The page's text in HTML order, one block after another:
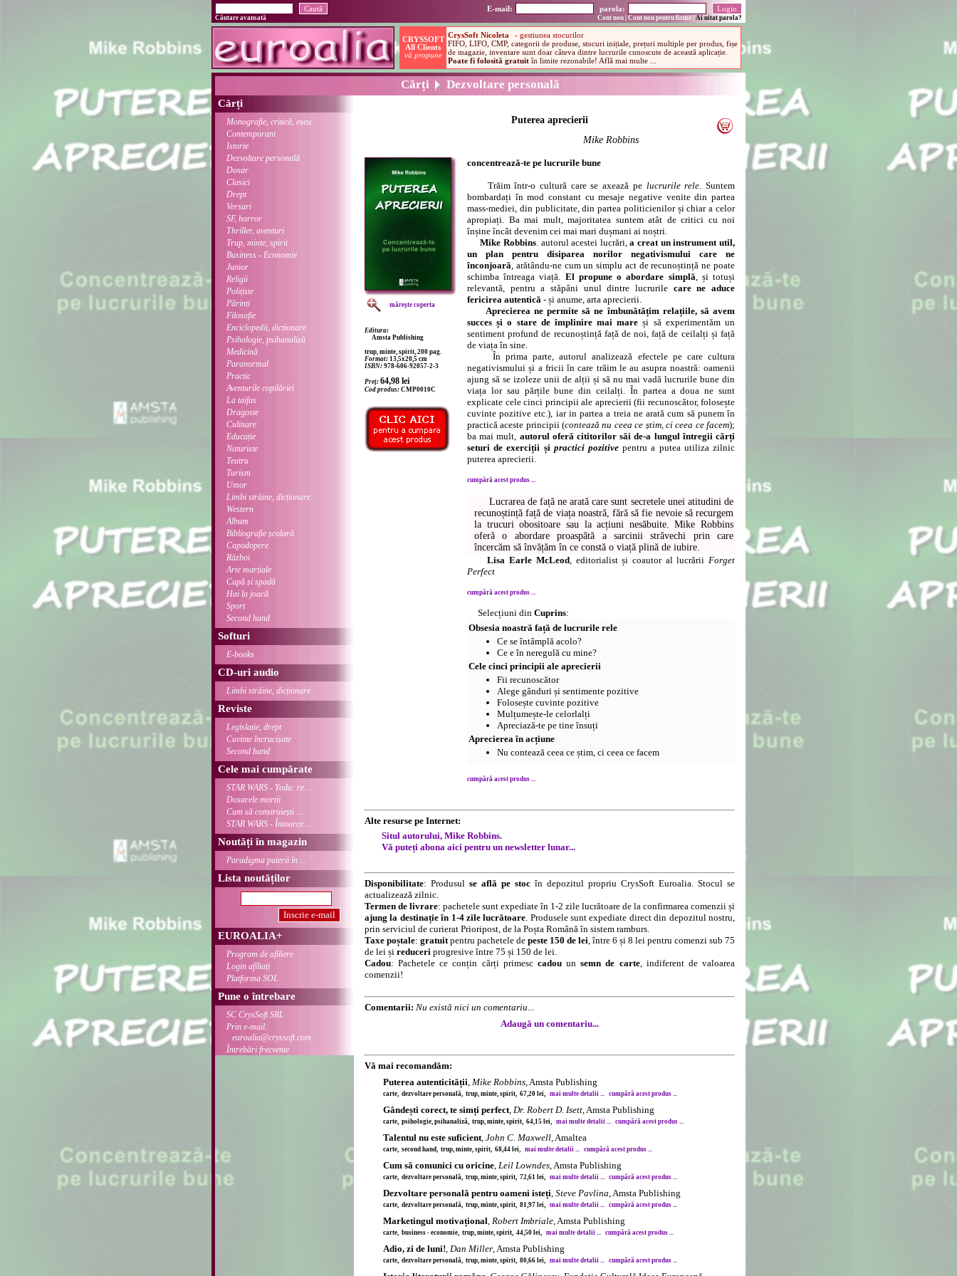
E-mail: parola:
Căutare avansată Cont nou Cont nou pentru firme Ai uitat parola?
Cărți Dezvoltare personală
Cărți
Monografie, critică, eseu
Contemporani
Istorie
Dezvoltare personală
Dosar
Clasici
Drept
Versuri
SF, horror
Thriller, aventuri
Trup, minte, spirit
Business - Economie
Junior
Religii
Polițiste
Părinți
Filosofie
Enciclopedii, dicționare
Psihologie, psihanaliză
Medicină
Paranormal
Practic
Aventurile copilăriei
La taifas
Dragoste
Culinare
Educație
Naturiste
Teatru
Turism
Umor
Limbi străine, dicționare
Western
Album
Bibliografie școlară
Capodopere
Război
Arte marțiale
Capă și spadă
Hai la joacă
Sport
Second hand
Softuri
E-books
CD-uri audio
Limbi străine, dicționare
Reviste
Legislație, drept
Cuvinte încrucișate
Second hand
Cele mai cumpărate
STAR WARS - Yoda: re ...
Dosarele morții
Cum să construiești ...
STAR WARS - Întoarce ...
Noutăți în magazin
Paradigma puterii în ...
Lista noutăților
EUROALIA+
Program de afiliere
Login afiliați
Platforma SOL
Pune o întrebare
SC CrysSoft SRL
Prin e-mail:
euroalia@cryssoft.com
Întrebări frecvente
Puterea aprecierii
Mike Robbins
mărește coperta
Editura:
Amsta Publishing
trup, minte, spirit, 200 pag.
Format: 13,5x20,5 cm
ISBN: 978-606-92057-2-3
Preț: 64,98 lei
Cod produs: CMP0010C
concentrează-te pe lucrurile bune
Trăim într-o cultură care se axează pe lucrurile rele. Suntem
bombardați în mod constant cu mesaje negative venite din partea
mass-mediei, din publicitate, din partea politicienilor și chiar a celor
apropiați. Ba mai mult, majoritatea suntem atât de critici cu noi
înșine încât devenim cei mai mari dușmani ai noștri.
Mike Robbins. autorul acestei lucrări,a creat un instrument util,
un plan pentru disiparea norilor negativismului care ne
înconjoară, arătându-ne cum un simplu act de recunoștință ne poate
schimba întreaga viață. El propune o abordare simplă, și totuși
relevantă, pentru a stăpâni unul dintre lucrurile care ne aduce
fericirea autentică - și anume, arta aprecierii.
Aprecierea ne permite să ne îmbunătățim relațiile, să avem
succes și o stare de împlinire mai mare și să experimentăm un
sentiment profund de recunoștință față de noi, față de ceilalți și față
de viața în sine.
În prima parte, autorul analizează efectele pe care cultura
negativismului și a fricii în care trăim le au asupra noastră: oamenii
ajung să se izoleze unii de alții și să nu mai vadă lucrurile bune din
viața lor sau părțile bune din ceilalți. În partea a doua ne sunt
explicate cele cinci principii ale aprecierii (fii recunoscător, folosește
cuvinte pozitive etc.), iar in partea a treia ne arată cum să punem în
practică aceste principii (contează nu ceea ce știm, ci ceea ce facem);
ba mai mult, autorul oferă cititorilor săi de-a lungul întregii cărți
seturi de exerciții și practici pozitive pentru a putea utiliza zilnic
puterea aprecierii.
cumpără acest produs ...
Lucrarea de față ne arată care sunt secretele unei atitudini de
recunoștință față de viața noastră, fără să fie nevoie să recurgem
la trucuri obositoare sau la acțiuni nesăbuite. Mike Robbins
oferă o abordare proaspătă a sarcinii străvechi prin care
încercăm să învățăm în ce constă o viață plină de iubire.
Lisa Earle McLeod, editorialist și coautor al lucrăriiForget
Perfect
cumpără acest produs ...
Selecțiuni din Cuprins:
Obsesia noastră față de lucrurile rele
Ce se întâmplă acolo?
Ce e în neregulă cu mine?
Cele cinci principii ale aprecierii
Fii recunoscător
Alege gânduri și sentimente pozitive
Folosește cuvinte pozitive
Mulțumește-le celorlalți
Apreciază-te pe tine însuți
Aprecierea în acțiune
Nu contează ceea ce știm, ci ceea ce facem
cumpără acest produs ...
Alte resurse pe Internet:
Situl autorului, Mike Robbins.
Vă puteți abona aici pentru un newsletter lunar...
Disponibilitate: Produsul se află pe stoc în depozitul propriu CrysSoft Euroalia. Stocul se
actualizează zilnic.
Termen de livrare: pachetele sunt expediate în 1-2 zile lucrătoare de la confirmarea comenzii și
ajung la destinație în 1-4 zile lucrătoare. Produsele sunt expediate direct din depozitul nostru,
prin serviciul de curierat Prioripost, de la Poșta Română în sistem ramburs.
Taxe poștale: gratuitpentru pachetele de peste 150 de lei, între 6 și 8 lei pentru comenzi sub 75
de lei și reduceri progresive între 75 și 150 de lei.
Cadou: Pachetele ce conțin cărți primesc cadouunsemn de carte, indiferent de valoarea
comenzii!
Comentarii: Nu există nici un comentariu...
Adaugă un comentariu...
Vă mai recomandăm:
Puterea autenticității, Mike Robbins, Amsta Publishing
carte, dezvoltare personală, trup, minte, spirit, 67,20 lei, mai multe detalii ... cumpără acest produs ...
Gândești corect, te simți perfect, Dr. Robert D. Isett, Amsta Publishing
carte, psihologie, psihanaliză, trup, minte, spirit, 64,15 lei, mai multe detalii ... cumpără acest produs ...
Talentul nu este suficient, John C. Maxwell, Amaltea
carte, second hand, trup, minte, spirit, 68,44 lei, mai multe detalii ... cumpără acest produs ...
Cum să comunici cu oricine, Leil Lowndes, Amsta Publishing
carte, dezvoltare personală, trup, minte, spirit, 72,61 lei, mai multe detalii ... cumpără acest produs ...
Dezvoltare personală pentru oameni isteți, Steve Pavlina, Amsta Publishing
carte, dezvoltare personală, trup, minte, spirit, 81,97 lei, mai multe detalii ... cumpără acest produs ...
Marketingul motivațional, Robert Imbriale, Amsta Publishing
carte, business - economie, trup, minte, spirit, 44,50 lei, mai multe detalii ... cumpără acest produs ...
Adio, zi de luni!, Dan Miller, Amsta Publishing
carte, dezvoltare personală, trup, minte, spirit, 80,66 lei, mai multe detalii ... cumpără acest produs ...